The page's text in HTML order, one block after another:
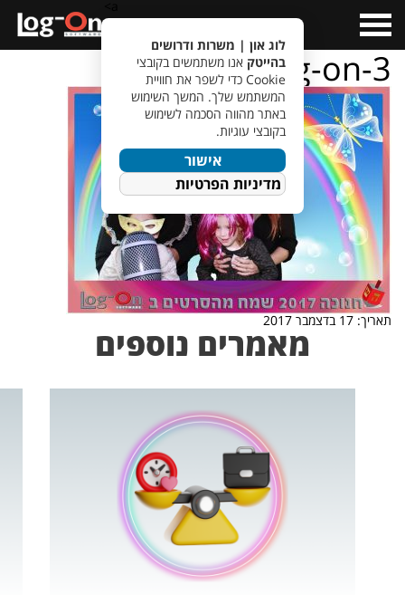
Menu
hanukkah-log-on-3
תאריך: 17 בדצמבר 2017
מאמרים נוספים
לוג און | משרות ודרושים
בהייטק אנו משתמשים בקובצי
Cookie כדי לשפר את חוויית
המשתמש שלך. המשך השימוש
באתר מהווה הסכמה לשימוש
בקובצי עוגיות.
אישור
מדיניות הפרטיות